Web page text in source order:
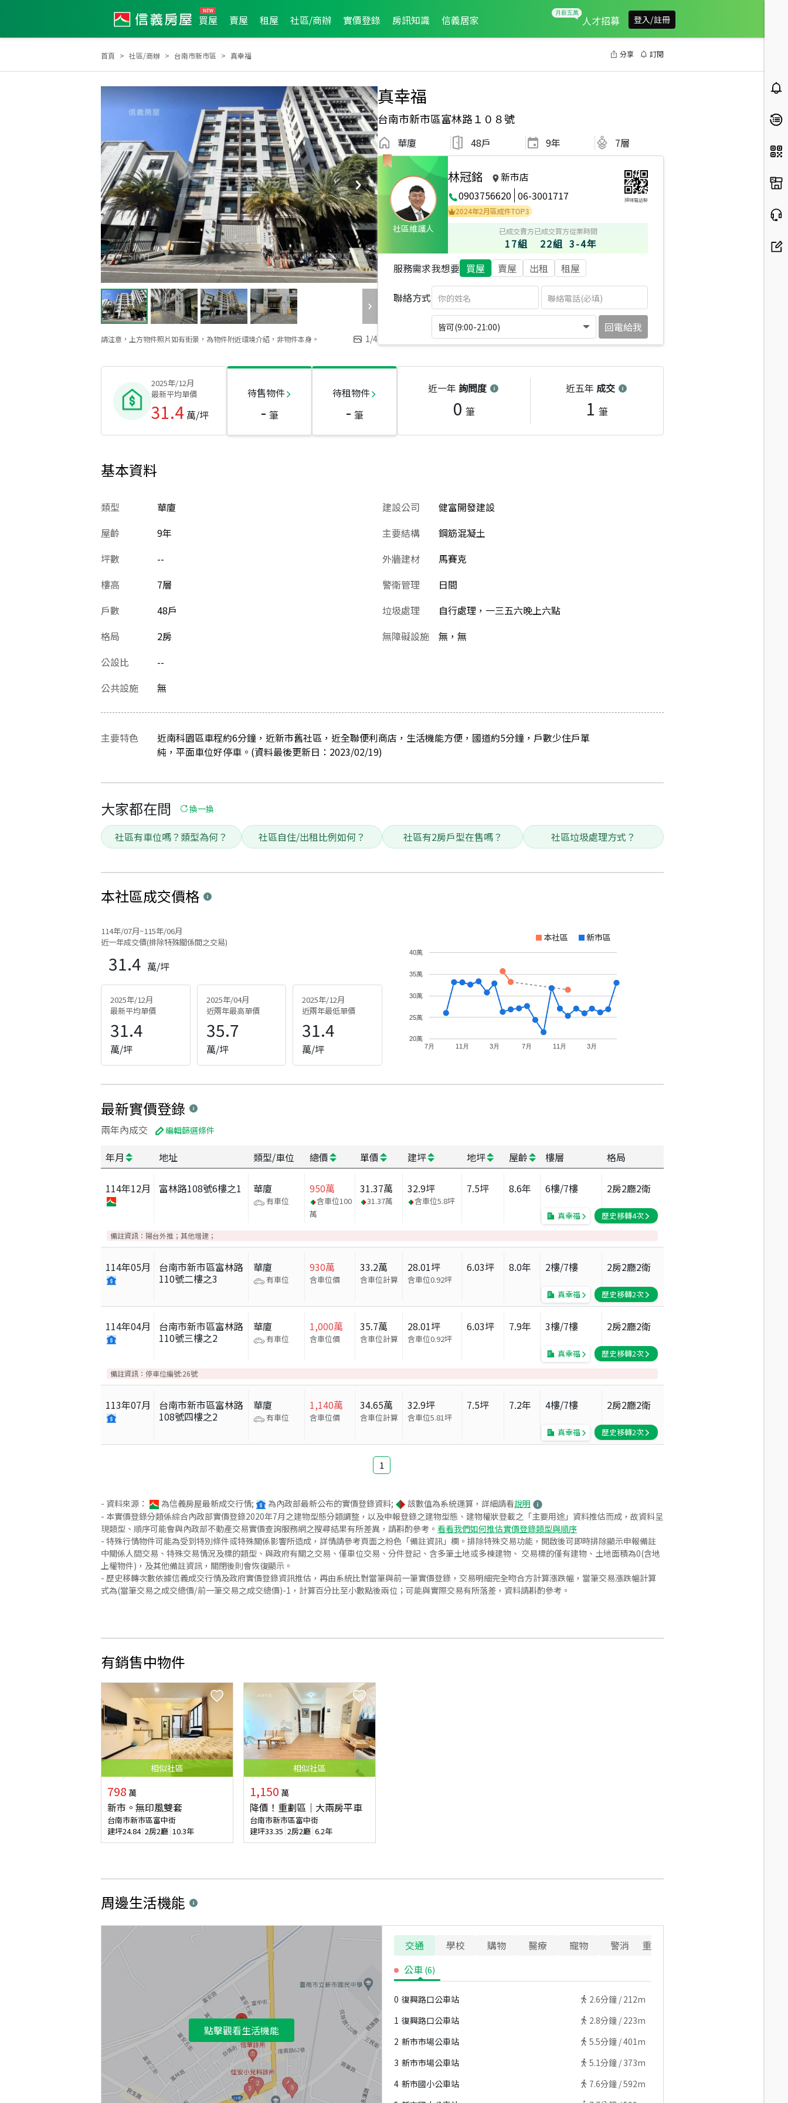
買屋 賣屋 租屋 社區/商辦 實價登錄 房訊知識 信義居家 人才招募 登入/註冊
首頁 社區/商辦 台南市新市區 真幸福 分享 訂閱
請注意，上方物件照片如有街景，為物件附近環境介紹，非物件本身。 1/4
真幸福
台南市新市區富林路１０８號
華廈 48戶 9年 7層
社區維護人
林冠銘
新市店
0903756620 06-3001717 掃碼電話聊
2025年10月區業績TOP1 2026年7月區成件TOP2 2026年2月區成件TOP2 2025年12月區成件TOP2
2024年2月區成件TOP3
已成交賣方
17組
已成交買方
22組
從業時間
3-4年
服務需求我想要 買屋 賣屋 出租 租屋
聯絡方式
皆可(9:00-21:00) 回電給我
2025年/12月
最新平均單價
31.4 萬/坪
待售物件
- 筆
待租物件
- 筆
近一年 詢問度
0 筆
近五年 成交
1 筆
基本資料
類型
華廈
屋齡
9年
坪數
--
樓高
7層
戶數
48戶
格局
2房
公設比
--
建設公司
健富開發建設
主要結構
鋼筋混凝土
外牆建材
馬賽克
警衛管理
日間
垃圾處理
自行處理，一三五六晚上六點
無障礙設施
無，無
公共設施 無
主要特色
近南科園區車程約6分鐘，近新市舊社區，近全聯便利商店，生活機能方便，國道約5分鐘，戶數少住戶單
純，平面車位好停車。(資料最後更新日：2023/02/19)
大家都在問 換一換
社區有車位嗎？類型為何？ 社區自住/出租比例如何？ 社區有2房戶型在售嗎？ 社區垃圾處理方式？
本社區成交價格
114年/07月~115年/06月
近一年成交價(排除特殊關係間之交易)
31.4 萬/坪
2025年/12月
最新平均單價
31.4
萬/坪
2025年/04月
近兩年最高單價
35.7
萬/坪
2025年/12月
近兩年最低單價
31.4
萬/坪
本社區 新市區
7月 11月 3月 7月 11月 3月
20萬
25萬
30萬
35萬
40萬
最新實價登錄
兩年內成交 編輯篩選條件
年月 地址 類型/車位 總價 單價 建坪 地坪 屋齡 樓層 格局
114年12月 富林路108號6樓之1 華廈
有車位
950萬
含車位100
萬
31.37萬
31.37萬
32.9坪
含車位5.8坪
7.5坪 8.6年 6樓/7樓 2房2廳2衛
真幸福 歷史移轉4次
備註資訊： 陽台外推；其他增建；
114年05月
台南市新市區富林路
110號二樓之3
華廈
有車位
930萬
含車位價
33.2萬
含車位計算
28.01坪
含車位0.92坪
6.03坪 8.0年 2樓/7樓 2房2廳2衛
真幸福 歷史移轉2次
114年04月
台南市新市區富林路
110號三樓之2
華廈
有車位
1,000萬
含車位價
35.7萬
含車位計算
28.01坪
含車位0.92坪
6.03坪 7.9年 3樓/7樓 2房2廳2衛
真幸福 歷史移轉2次
備註資訊： 停車位編號:26號
113年07月
台南市新市區富林路
108號四樓之2
華廈
有車位
1,140萬
含車位價
34.65萬
含車位計算
32.9坪
含車位5.81坪
7.5坪 7.2年 4樓/7樓 2房2廳2衛
真幸福 歷史移轉2次
1
- 資料來源： 為信義房屋最新成交行情; 為內政部最新公布的實價登錄資料; 該數值為系統運算，詳細請看說明
- 本實價登錄分類係綜合內政部實價登錄2020年7月之建物型態分類調整，以及申報登錄之建物型態、建物權狀登載之「主要用途」資料推估而成，故資料呈
現類型、順序可能會與內政部不動產交易實價查詢服務網之搜尋結果有所差異，請斟酌參考。 看看我們如何推估實價登錄類型與順序
- 特殊行情物件可能為受到特別條件或特殊關係影響所造成，詳情請參考頁面之粉色「備註資訊」欄。排除特殊交易功能，開啟後可即時排除顯示申報備註
中關係人間交易、特殊交易情況及標的類型、與政府有關之交易、僅車位交易、分件登記、含多筆土地或多棟建物、 交易標的僅有建物、土地面積為0(含地
上權物件)，及其他備註資訊，關閉後則會恢復顯示。
- 歷史移轉次數依據信義成交行情及政府實價登錄資訊推估，再由系統比對當筆與前一筆實價登錄，交易明細完全吻合方計算漲跌幅，當筆交易漲跌幅計算
式為(當筆交易之成交總價/前一筆交易之成交總價)-1，計算百分比至小數點後兩位；可能與實際交易有所落差，資料請斟酌參考。
有銷售中物件
相似社區
798 萬
新市。無印風雙套
台南市新市區富中街
建坪24.84 2房2廳 10.3年
相似社區
1,150 萬
降價！重劃區｜大兩房平車
台南市新市區富中街
建坪33.35 2房2廳 6.2年
周邊生活機能
點擊觀看生活機能
交通 學校 購物 醫療 寵物 警消
重要設施
公車 (6)
0 復興路口公車站 2.6分鐘 / 212m
1 復興路口公車站 2.8分鐘 / 223m
2 新市市場公車站 5.5分鐘 /401m
3 新市市場公車站 5.1分鐘 / 373m
4 新市國小公車站 7.6分鐘 /592m